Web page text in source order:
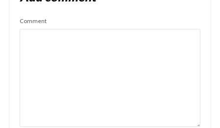
Comment